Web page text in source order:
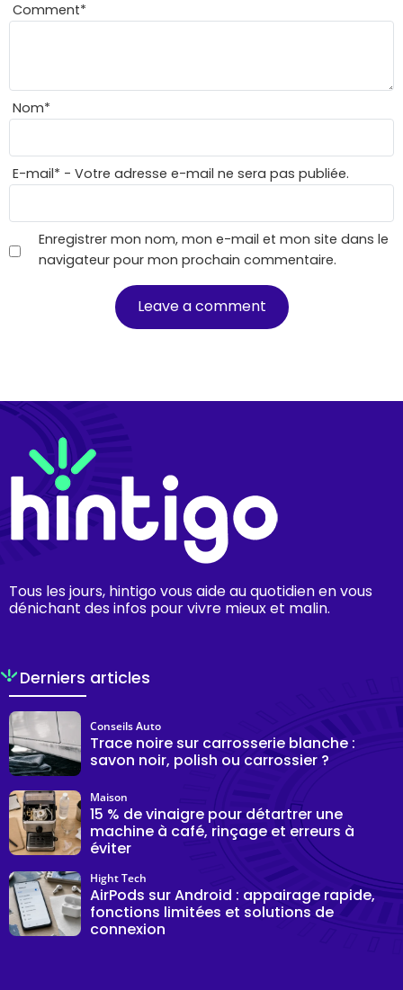
Comment*
Nom*
E-mail* - Votre adresse e-mail ne sera pas publiée.
Enregistrer mon nom, mon e-mail et mon site dans le
navigateur pour mon prochain commentaire.
Tous les jours, hintigo vous aide au quotidien en vous
dénichant des infos pour vivre mieux et malin.
Derniers articles
Trace noire sur carrosserie blanche :
savon noir, polish ou carrossier ?
Conseils Auto
15 % de vinaigre pour détartrer une
machine à café, rinçage et erreurs à
éviter
Maison
AirPods sur Android : appairage rapide,
fonctions limitées et solutions de
connexion
Hight Tech